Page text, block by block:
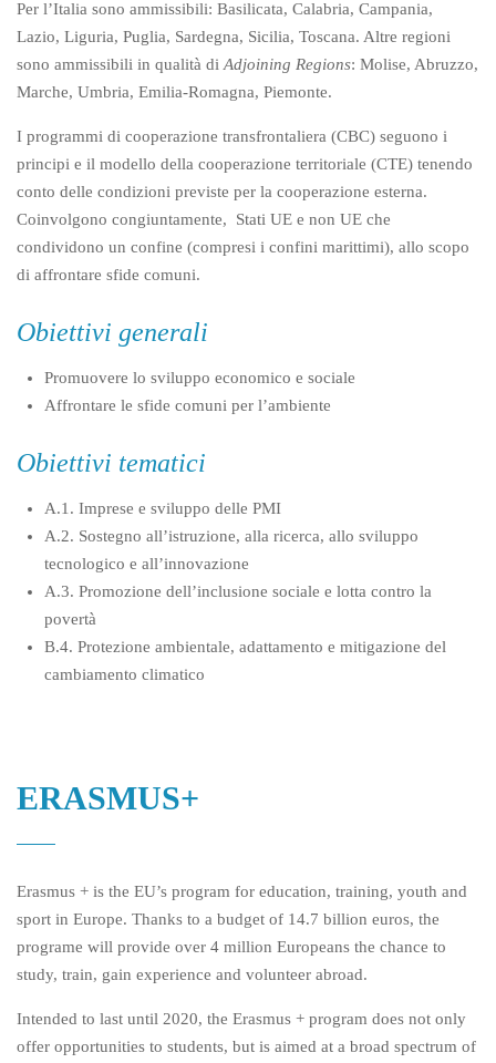
Per l’Italia sono ammissibili: Basilicata, Calabria, Campania,
Lazio, Liguria, Puglia, Sardegna, Sicilia, Toscana. Altre regioni
sono ammissibili in qualità di Adjoining Regions: Molise, Abruzzo,
Marche, Umbria, Emilia-Romagna, Piemonte.
I programmi di cooperazione transfrontaliera (CBC) seguono i
principi e il modello della cooperazione territoriale (CTE) tenendo
conto delle condizioni previste per la cooperazione esterna.
Coinvolgono congiuntamente, Stati UE e non UE che
condividono un confine (compresi i confini marittimi), allo scopo
di affrontare sfide comuni.
Obiettivi generali
Promuovere lo sviluppo economico e sociale
Affrontare le sfide comuni per l’ambiente
Obiettivi tematici
A.1. Imprese e sviluppo delle PMI
A.2. Sostegno all’istruzione, alla ricerca, allo sviluppo
tecnologico e all’innovazione
A.3. Promozione dell’inclusione sociale e lotta contro la
povertà
B.4. Protezione ambientale, adattamento e mitigazione del
cambiamento climatico
ERASMUS+
Erasmus + is the EU’s program for education, training, youth and
sport in Europe. Thanks to a budget of 14.7 billion euros, the
programe will provide over 4 million Europeans the chance to
study, train, gain experience and volunteer abroad.
Intended to last until 2020, the Erasmus + program does not only
offer opportunities to students, but is aimed at a broad spectrum of